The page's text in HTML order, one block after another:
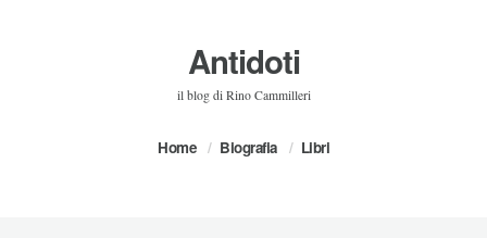
Antidoti
il blog di Rino Cammilleri
Home Biografia Libri